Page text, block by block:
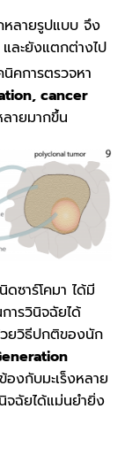
หลายรูปแบบ จึง
ละยังแตกต่างไป
นิคการตรวจหา
cancer
ายมากขึ้น
ดซาร์โคมา ได้มี
ารวินิจฉัยได้
ยวิธีปกติของนัก
องกับมะเร็งหลาย
ฉัยได้แม่นยำยิ่ง